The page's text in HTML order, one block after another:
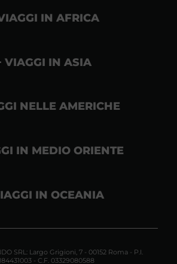
IN AFRICA
VIAGGI IN ASIA
NELLE AMERICHE
IN MEDIO ORIENTE
IN OCEANIA
SRL: Largo Grigioni, 7 - 00152 Roma - P.I.
- C.F. 03329080588